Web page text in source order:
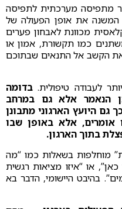
מתפיסה מערכתית לתפיסה
המשנה את אופן הפעולה של
מכוונת לאבחון פערים
כמו תקשורת, אמון או
הקשב אל התנאים שבתוכם
לעבודה טיפולית. בדומה
הנאמר אלא גם במרחב
גם היועץ הארגוני מתבונן
אלא באופן שבו
בתוך הארגון.
מוחלפות בשאלות כמו “מה
או “איזו מציאות רגשית
בהיבט היישומי, הדבר בא